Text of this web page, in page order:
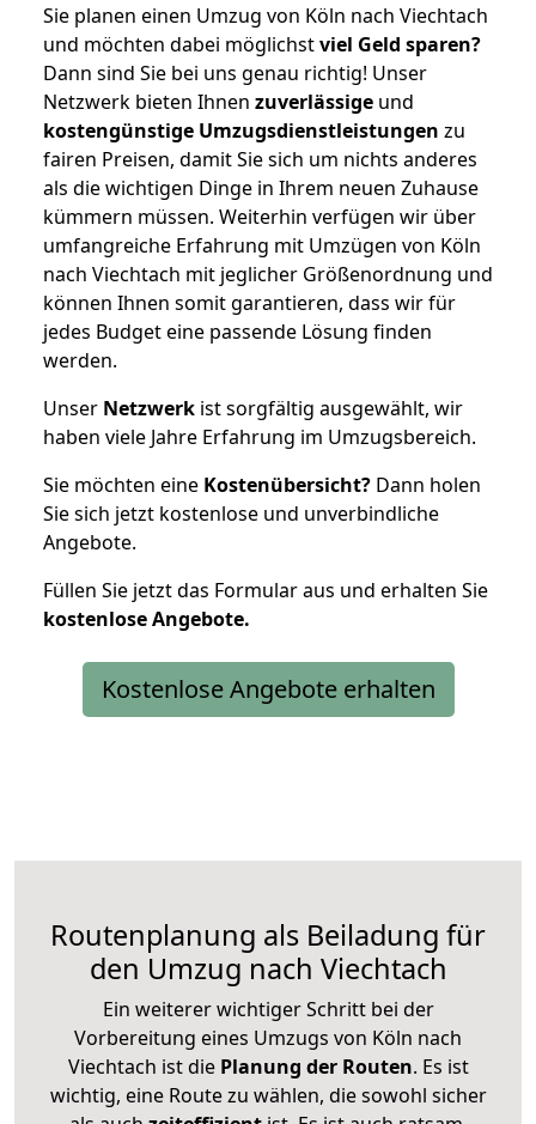
Sie planen einen Umzug von Köln nach Viechtach
und möchten dabei möglichstviel Geld sparen?
Dann sind Sie bei uns genau richtig! Unser
Netzwerk bieten Ihnen zuverlässige und
kostengünstige Umzugsdienstleistungen zu
fairen Preisen, damit Sie sich um nichts anderes
als die wichtigen Dinge in Ihrem neuen Zuhause
kümmern müssen. Weiterhin verfügen wir über
umfangreiche Erfahrung mit Umzügen von Köln
nach Viechtach mit jeglicher Größenordnung und
können Ihnen somit garantieren, dass wir für
jedes Budget eine passende Lösung finden
werden.
Unser Netzwerk ist sorgfältig ausgewählt, wir
haben viele Jahre Erfahrung im Umzugsbereich.
Sie möchten eine Kostenübersicht? Dann holen
Sie sich jetzt kostenlose und unverbindliche
Angebote.
Füllen Sie jetzt das Formular aus und erhalten Sie
kostenloseAngebote.
Kostenlose Angebote erhalten
Routenplanung als Beiladung für
den Umzug nach Viechtach
Ein weiterer wichtiger Schritt bei der
Vorbereitung eines Umzugs von Köln nach
Viechtach ist diePlanung der Routen. Es ist
wichtig, eine Route zu wählen, die sowohl sicher